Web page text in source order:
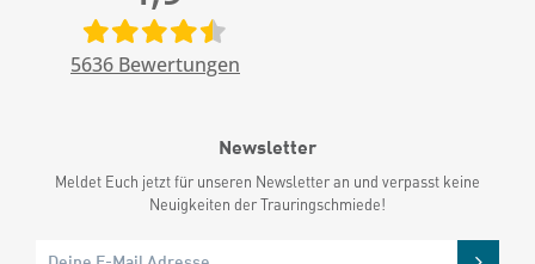
5636 Bewertungen
Newsletter
Meldet Euch jetzt für unseren Newsletter an und verpasst keine
Neuigkeiten der Trauringschmiede!